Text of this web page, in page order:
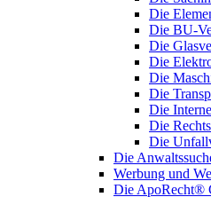
Die
Die BU-
Die
Die
Die
Die
Die
Die
Die
Die
Werbung und
Die ApoRecht®